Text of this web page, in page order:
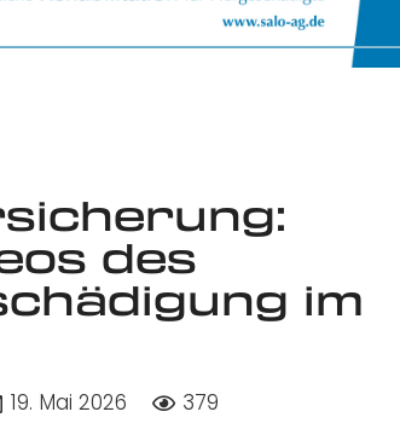
des
im
19. Mai 2026 379